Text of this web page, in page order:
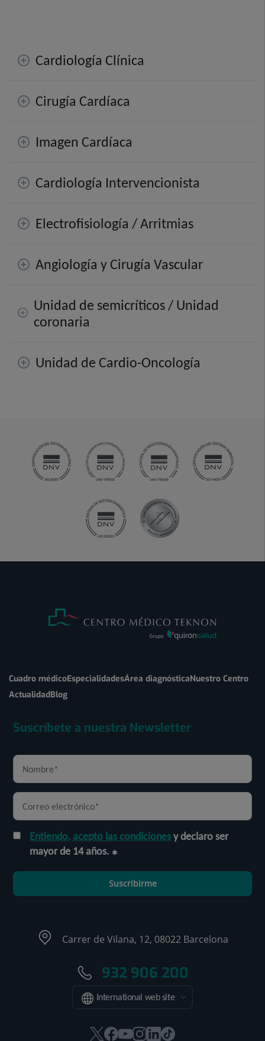
Cardiología Clínica
Cirugía Cardíaca
Imagen Cardíaca
Cardiología Intervencionista
Electrofisiología / Arritmias
Angiología y Cirugía Vascular
Unidad de semicríticos / Unidad
coronaria
Unidad de Cardio-Oncología
Cuadro médicoEspecialidadesÁrea diagnósticaNuestro Centro
ActualidadBlog
Suscríbete a nuestra Newsletter
Entiendo, acepto las condicionesy declaro ser
mayor de 14 años.
Suscribirme
Carrer de Vilana, 12, 08022 Barcelona
932 906 200
International web site
EsteEsteEsteEsteEsteEnlace